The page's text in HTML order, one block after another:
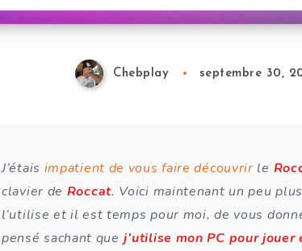
Chebplay septembre 30,
J’étais impatient de vous faire découvrir le
clavier de Roccat. Voici maintenant un peu
l’utilise et il est temps pour moi, de vous
pensé sachant que j’utilise mon PC pour jouer